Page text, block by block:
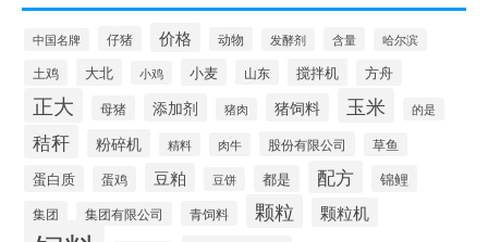
中国名牌 仔猪 价格 动物 发酵剂 含量 哈尔滨
土鸡 大北 小鸡 小麦 山东 搅拌机 方舟
正大 母猪 添加剂 猪肉 猪饲料 玉米 的是
秸秆 粉碎机 精料 肉牛 股份有限公司 草鱼
蛋白质 蛋鸡 豆粕 豆饼 都是 配方 锦鲤
集团 集团有限公司 青饲料 颗粒 颗粒机